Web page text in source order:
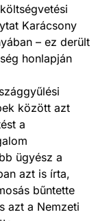
Karácsony
– ez derült
honlapján
között azt
a
ügyész a
azt is írta,
bűntette
azt a Nemzeti